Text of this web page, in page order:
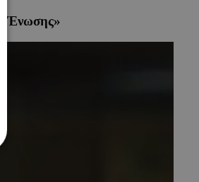
Ένωσης»